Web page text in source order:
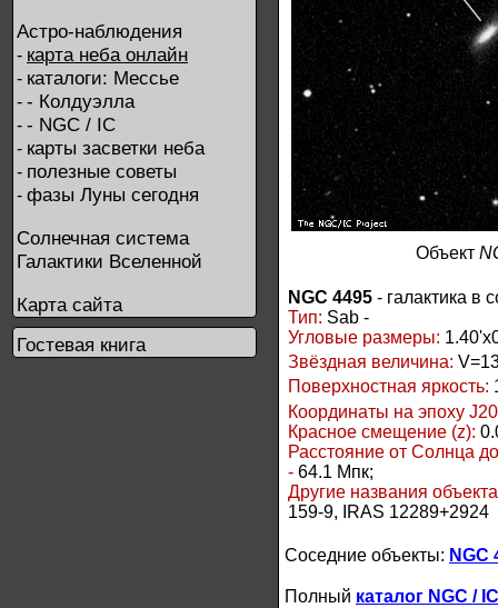
Астро-наблюдения
- карта неба онлайн
- каталоги: Мессье
- - Колдуэлла
- - NGC / IC
- карты засветки неба
- полезные советы
- фазы Луны сегодня
Солнечная система
Галактики Вселенной
Карта сайта
Гостевая книга
Объект
NGC 4495 - галактика в
Тип: Sab -
Угловые размеры:
Звёздная величина:
Поверхностная яркость:
Координаты на эпоху
Красное смещение (z):
Расстояние от Солнца
- 64.1 Мпк;
Другие названия
159-9, IRAS 12289+2924
Соседние объекты: NGC
Полный каталог NGC / IC